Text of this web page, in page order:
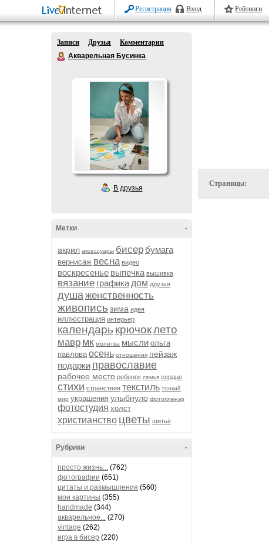
Регистрация Вход Рейтинги
Записи Друзья
Комментарии
Акварельная Бусинка
В друзья
-
Метки
акрил аксессуары бисер бумага
вернисаж весна видео
воскресенье выпечка вышивка
вязание графика дом друзья
душаженственность
живопись зима идея
иллюстрация интерьер
календарь крючоклето
мавр мк молитва мысли ольга
павлова осень отношения пейзаж
подарки православие
рабочее место ребенок семья сердце
стихи странствия текстиль тонкий
мир украшения улыбнуло фотопленэр
фотостудия холст
христианство цветы шитьё
-
Рубрики
просто жизнь... (762)
фотографии (651)
цитаты и размышления (560)
мои картины (355)
handmade (344)
акварельное... (270)
vintage (262)
игра в бисер (220)
Страницы: